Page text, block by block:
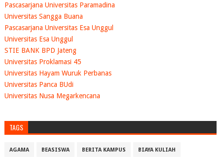
Pascasarjana Universitas Paramadina
Universitas Sangga Buana
Pascasarjana Universitas Esa Unggul
Universitas Esa Unggul
STIE BANK BPD Jateng
Universitas Proklamasi 45
Universitas Hayam Wuruk Perbanas
Universitas Panca BUdi
Universitas Nusa Megarkencana
TAGS
AGAMA BEASISWA BERITA KAMPUS BIAYA KULIAH